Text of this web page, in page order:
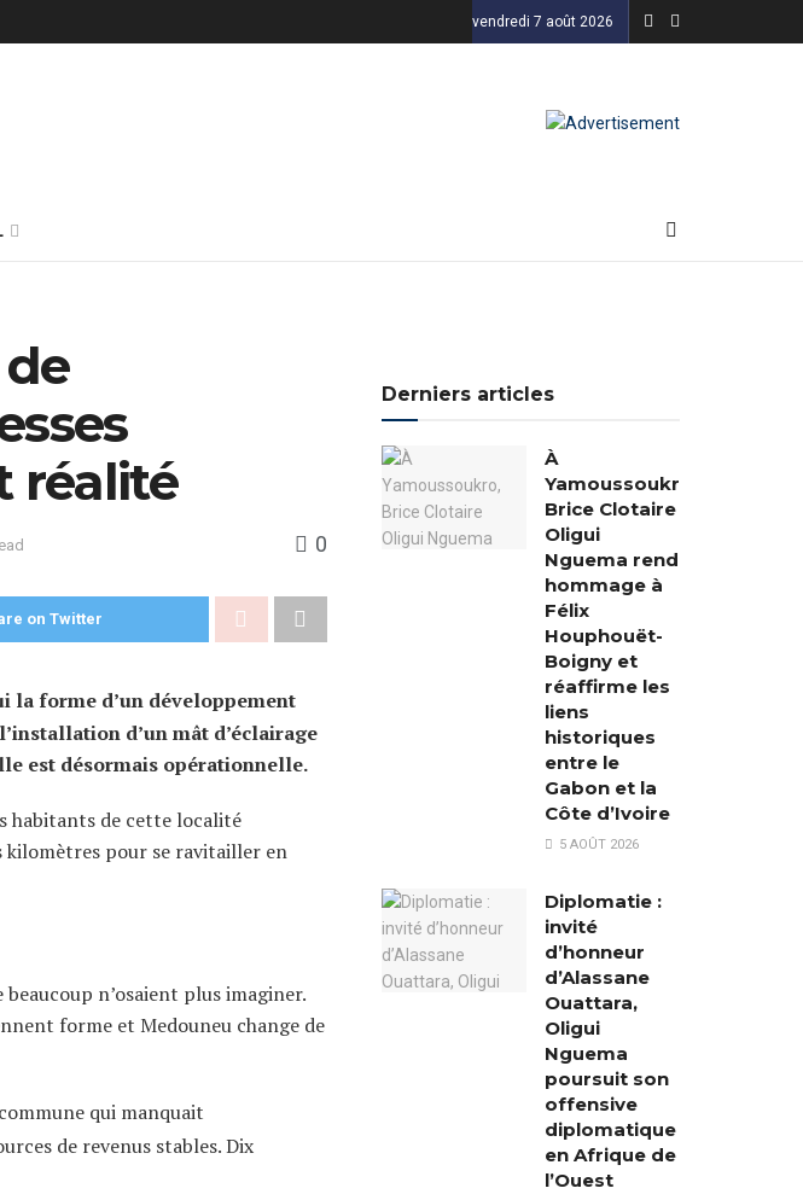
vendredi 7 août 2026
réalité
0
on Twitter
la forme d’un développement
d’un mât d’éclairage
est désormais opérationnelle.
habitants de cette localité
kilomètres pour se ravitailler en
n’osaient plus imaginer.
forme et Medouneu change de
qui manquait
de revenus stables. Dix
Derniers articles
À
Yamoussoukro,
Brice Clotaire
Oligui
Nguema rend
hommage à
Félix
Houphouët-
Boigny et
réaffirme les
liens
historiques
entre le
Gabon et la
Côte d’Ivoire
5 AOÛT 2026
Diplomatie :
invité
d’honneur
d’Alassane
Ouattara,
Oligui
Nguema
poursuit son
offensive
diplomatique
en Afrique de
l’Ouest